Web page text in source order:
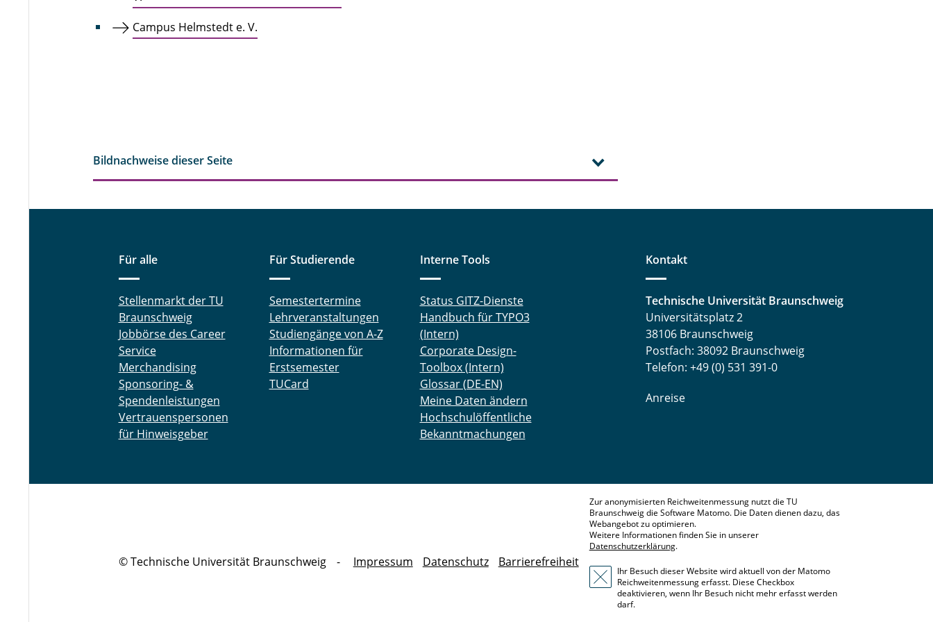
Campus Helmstedt e. V.
Bildnachweise dieser Seite
Für alle
Stellenmarkt der TU
Braunschweig
Jobbörse des Career
Service
Merchandising
Sponsoring- &
Spendenleistungen
Vertrauenspersonen
für Hinweisgeber
Für Studierende
Semestertermine
Lehrveranstaltungen
Studiengänge von A-Z
Informationen für
Erstsemester
TUCard
Interne Tools
Status GITZ-Dienste
Handbuch für TYPO3
(Intern)
Corporate Design-
Toolbox (Intern)
Glossar (DE-EN)
Meine Daten ändern
Hochschulöffentliche
Bekanntmachungen
Kontakt
Technische Universität Braunschweig
Universitätsplatz 2
38106 Braunschweig
Postfach: 38092 Braunschweig
Telefon: +49 (0) 531 391-0
Anreise
© Technische Universität Braunschweig Impressum Datenschutz Barrierefreiheit
Zur anonymisierten Reichweitenmessung nutzt die TU
Braunschweig die Software Matomo. Die Daten dienen dazu, das
Webangebot zu optimieren.
Weitere Informationen finden Sie in unserer
Datenschutzerklärung.
Ihr Besuch dieser Website wird aktuell von der Matomo
Reichweitenmessung erfasst. Diese Checkbox
deaktivieren, wenn Ihr Besuch nicht mehr erfasst werden
darf.